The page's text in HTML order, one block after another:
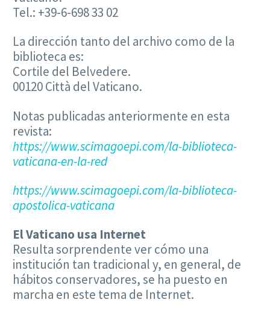
Tel.: +39-6-698 33 02
La dirección tanto del archivo como de la
biblioteca es:
Cortile del Belvedere.
00120 Città del Vaticano.
Notas publicadas anteriormente en esta
revista:
https://www.scimagoepi.com/la-biblioteca-
vaticana-en-la-red
https://www.scimagoepi.com/la-biblioteca-
apostolica-vaticana
El Vaticano usa Internet
Resulta sorprendente ver cómo una
institución tan tradicional y, en general, de
hábitos conservadores, se ha puesto en
marcha en este tema de Internet.